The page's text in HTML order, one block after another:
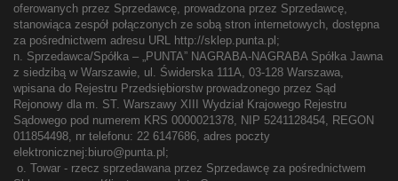
oferowanych przez Sprzedawcę, prowadzona przez Sprzedawcę,
stanowiąca zespół połączonych ze sobą stron internetowych, dostępna
za pośrednictwem adresu URL http://sklep.punta.pl;
n. Sprzedawca/Spółka – „PUNTA” NAGRABA-NAGRABA Spółka Jawna
z siedzibą w Warszawie, ul. Świderska 111A, 03-128 Warszawa,
wpisana do Rejestru Przedsiębiorstw prowadzonego przez Sąd
Rejonowy dla m. ST. Warszawy XIII Wydział Krajowego Rejestru
Sądowego pod numerem KRS 0000021378, NIP 5241128454, REGON
011854498, nr telefonu: 22 6147686, adres poczty
elektronicznej:biuro@punta.pl;
o. Towar - rzecz sprzedawana przez Sprzedawcę za pośrednictwem